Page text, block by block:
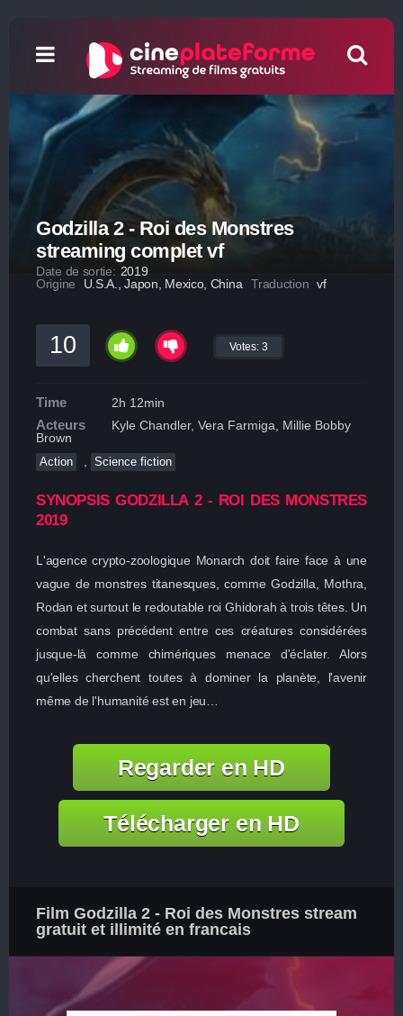
Godzilla 2 - Roi des Monstres
streaming complet vf
Date de sortie: 2019
Origine
U.S.A., Japon, Mexico, China Traduction vf
10 Votes: 3
Time 2h 12min
Acteurs
Kyle Chandler, Vera Farmiga, Millie Bobby
Brown
Action Science fiction
SYNOPSIS GODZILLA 2 - ROI DES MONSTRES
2019
L'agence crypto-zoologique Monarch doit faire face à une
vague de monstres titanesques, comme Godzilla, Mothra,
Rodan et surtout le redoutable roi Ghidorah à trois têtes. Un
combat sans précédent entre ces créatures considérées
jusque-là comme chimériques menace d'éclater. Alors
qu'elles cherchent toutes à dominer la planète, l'avenir
même de l'humanité est en jeu…
Regarder en HD
Télécharger en HD
Film Godzilla 2 - Roi des Monstres stream
gratuit et illimité en francais